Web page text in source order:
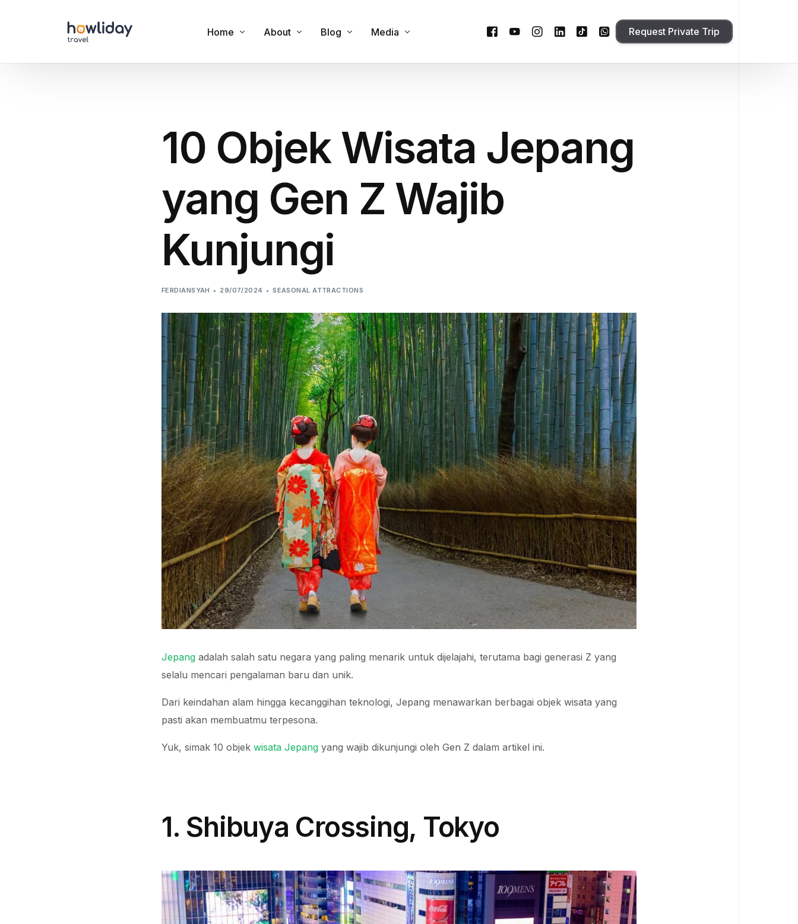
Home
Terms of Use
About
Products
Company Trip
Private Trip
One Day Trip
Blog
Family & Group Travel
Food & Culinary Tours
Onsen & Wellness
Outdoor Adventures
Seasonal Attractions
Media Request Private Trip
10 Objek Wisata Jepang
yang Gen Z Wajib
Kunjungi
FERDIANSYAH 29/07/2024 SEASONAL ATTRACTIONS
Jepang adalah salah satu negara yang paling menarik untuk dijelajahi, terutama bagi generasi Z yang
selalu mencari pengalaman baru dan unik.
Dari keindahan alam hingga kecanggihan teknologi, Jepang menawarkan berbagai objek wisata yang
pasti akan membuatmu terpesona.
Yuk, simak 10 objek wisata Jepang yang wajib dikunjungi oleh Gen Z dalam artikel ini.
1. Shibuya Crossing, Tokyo